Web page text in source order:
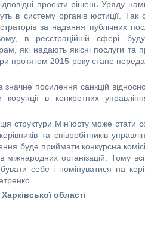
проекти рішень Уряду
в систему органів юстиції.
за надання публічних
в реєстраційній сфері
які надають якісні послуги та
2015 року стане
посилення санкцій
в конкретних
структури Мін’юсту може
та співробітників
буде приймати конкурсна
міжнародних організацій. Тому
себе і номінуватися на
області